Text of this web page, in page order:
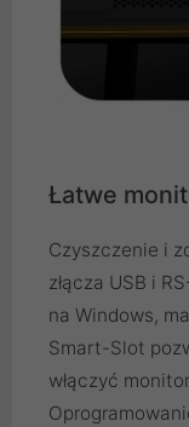
Łatwe
Czyszczenie i
złącza USB i
na Windows,
Smart-Slot
włączyć